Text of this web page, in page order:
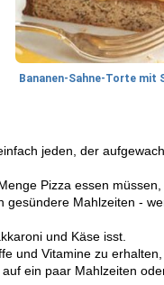
jeden, der
Pizza essen
gesündere Mahlzeiten -
und Käse isst.
und Vitamine zu
ein paar Mahlzeiten